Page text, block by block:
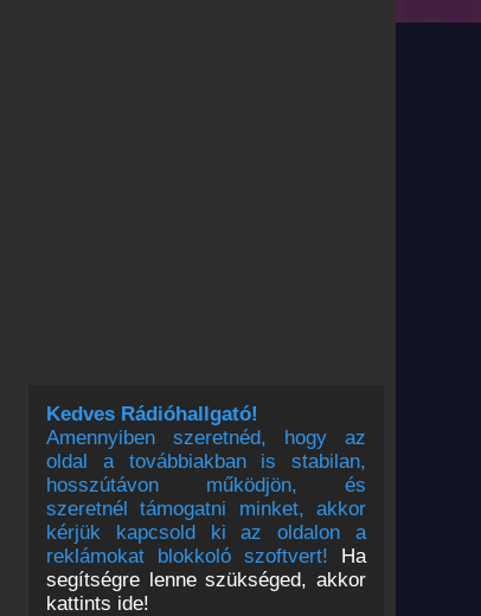
Kedves Rádióhallgató!
Amennyiben szeretnéd, hogy az
oldal a továbbiakban is stabilan,
hosszútávon működjön, és
szeretnél támogatni minket, akkor
kérjük kapcsold ki az oldalon a
reklámokat blokkoló szoftvert! Ha
segítségre lenne szükséged, akkor
kattints ide!